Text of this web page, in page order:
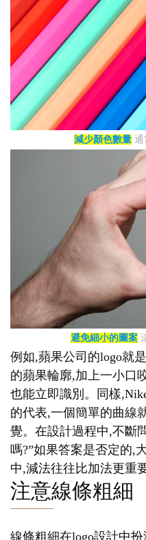
減少顏色數量通
避免細小的圖案
例如,蘋果公司的logo就
的蘋果輪廓,加上一小口
也能立即識別。同樣
的代表,一個簡單的曲線
覺。在設計過程中,不斷
嗎?”如果答案是否定的,
中,減法往往比加法更重要
注意線條粗細
線條粗細在logo設計中